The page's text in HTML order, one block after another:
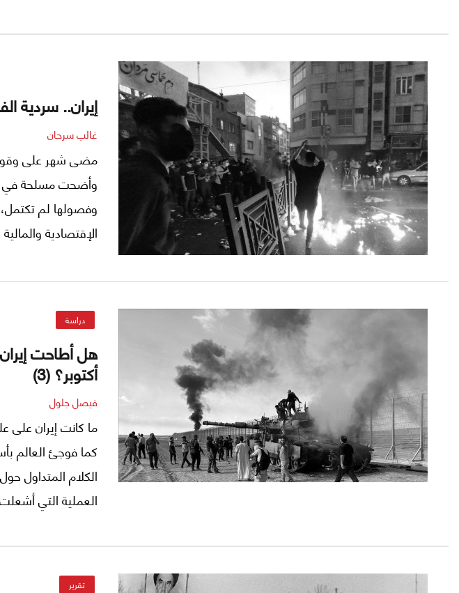
للجمهورية
إيران.. سردية
غالب سرحان
مضى شهر على وقوع
وأضحت مسلحة في
وفصولها لم
الإقتصادية
كاحتجاجات أولاً،
فإن ما يتكشف ينبئ
ولذلك سرديته
مصادره" على قول
الاحتجاجات؛
دراسة
هل أطاحت
أكتوبر؟ (3)
فيصل جلول
ما كانت إيران على
كما فوجئ العالم
الكلام المتداول
العملية التي
تقرير